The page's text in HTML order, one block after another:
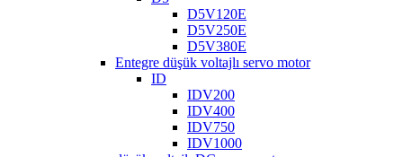
D5V120E
D5V250E
D5V380E
Entegre düşük voltajlı servo motor
ID
IDV200
IDV400
IDV750
IDV1000